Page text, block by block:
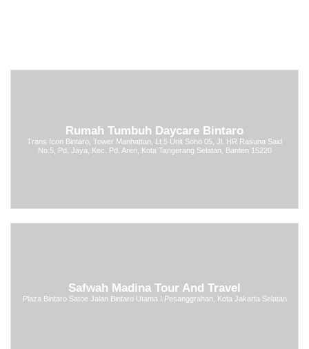
Rumah Tumbuh Daycare Bintaro
Trans Icon Bintaro, Tower Manhattan, Lt.5 Unit Soho 05, Jl. HR Rasuna Said
No.5, Pd. Jaya, Kec. Pd. Aren, Kota Tangerang Selatan, Banten 15220
Safwah Madina Tour And Travel
Plaza Bintaro Satoe Jalan Bintaro Utama I Pesanggrahan, Kota Jakarta Selatan